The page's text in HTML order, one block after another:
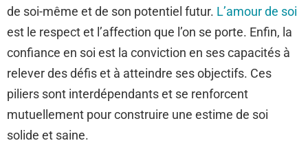
de soi-même et de son potentiel futur. L’amour de soi
est le respect et l’affection que l’on se porte. Enfin, la
confiance en soi est la conviction en ses capacités à
relever des défis et à atteindre ses objectifs. Ces
piliers sont interdépendants et se renforcent
mutuellement pour construire une estime de soi
solide et saine.